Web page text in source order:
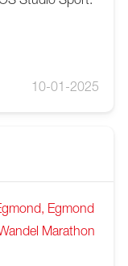
10-01-2025
Egmond
Marathon